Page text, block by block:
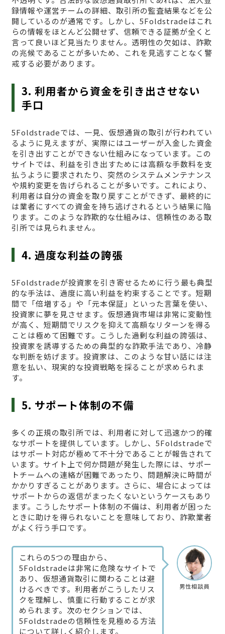
録情報や運営チームの詳細、取引所の監査結果などを公
開しているのが通常です。しかし、5Foldstradeはこれ
らの情報をほとんど公開せず、信頼できる証拠が全くと
言って良いほど見当たりません。透明性の欠如は、詐欺
の兆候であることが多いため、これを見逃すことなく警
戒する必要があります。
3. 利用者から資金を引き出させない
手口
5Foldstradeでは、一見、仮想通貨の取引が行われてい
るように見えますが、実際にはユーザーが入金した資金
を引き出すことができない仕組みになっています。この
サイトでは、利益を引き出すためには高額な手数料を支
払うように要求されたり、突然のシステムメンテナンス
や規約変更を告げられることが多いです。これにより、
利用者は自分の資金を取り戻すことができず、最終的に
は業者にすべての資金を持ち逃げされるという結果に陥
ります。このような詐欺的な仕組みは、信頼性のある取
引所では見られません。
4. 過度な利益の誇張
5Foldstradeが投資家を引き寄せるために行う最も典型
的な手法は、過度に高い利益を約束することです。短期
間で「倍増する」や「元本保証」といった言葉を使い、
投資家に夢を見させます。仮想通貨市場は非常に変動性
が高く、短期間でリスクを抑えて高額なリターンを得る
ことは極めて困難です。こうした過剰な利益の誇張は、
投資家を誘導するための典型的な詐欺手法であり、冷静
な判断を妨げます。投資家は、このような甘い話には注
意を払い、現実的な投資戦略を採ることが求められま
す。
5. サポート体制の不備
多くの正規の取引所では、利用者に対して迅速かつ的確
なサポートを提供しています。しかし、5Foldstradeで
はサポート対応が極めて不十分であることが報告されて
います。サイト上で何か問題が発生した際には、サポー
トチームへの連絡が困難であったり、問題解決に時間が
かかりすぎることがあります。さらに、場合によっては
サポートからの返信がまったくないというケースもあり
ます。こうしたサポート体制の不備は、利用者が困った
ときに助けを得られないことを意味しており、詐欺業者
がよく行う手口です。
男性相談員
これらの5つの理由から、
5Foldstradeは非常に危険なサイトで
あり、仮想通貨取引に関わることは避
けるべきです。利用者がこうしたリス
クを理解し、慎重に行動することが求
められます。次のセクションでは、
5Foldstradeの信頼性を見極める方法
について詳しく紹介します。